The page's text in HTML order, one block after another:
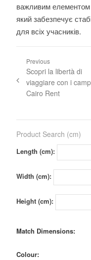
важливим елементом
який забезпечує
для всіх учасників.
Previous
Scopri la libertà di
viaggiare con i
Cairo Rent
Product Search (cm)
Length (cm):
Width (cm):
Height (cm):
Match Dimensions:
Colour: